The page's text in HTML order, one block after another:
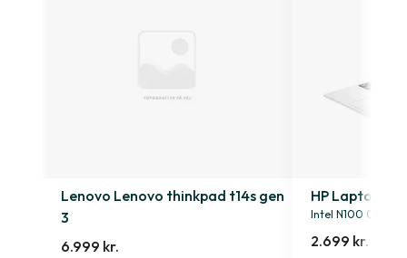
Lenovo Lenovo thinkpad t14s gen
3
6.999 kr.
HP Laptop
Intel N100 0.9GHz
2.699 kr.